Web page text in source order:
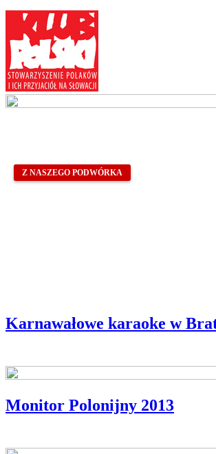
Z NASZEGO PODWÓRKA
Karnawałowe karaoke w
Monitor Polonijny 2013